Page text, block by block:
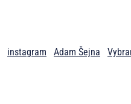
instagram Adam Šejna